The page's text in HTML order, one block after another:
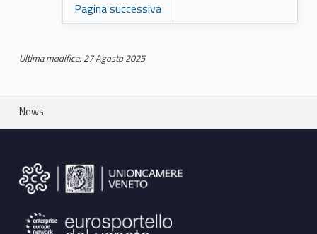
Pagina successiva
Ultima modifica: 27 Agosto 2025
Skip back to main navigation
Breadcrumbs navigation
News